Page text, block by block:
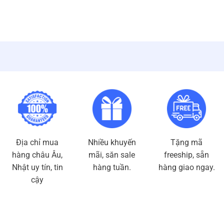
Địa chỉ mua
hàng châu Âu,
Nhật uy tín, tin
cậy
Nhiều khuyến
mãi, săn sale
hàng tuần.
Tặng mã
freeship, sẵn
hàng giao ngay.